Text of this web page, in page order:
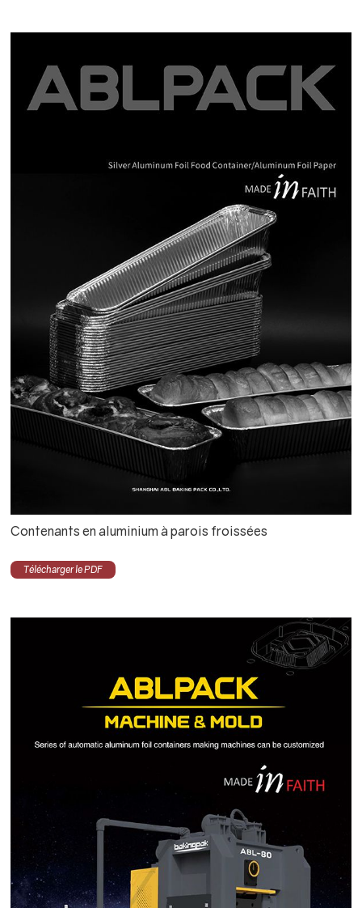
Contenants en aluminium à parois froissées
Télécharger le PDF